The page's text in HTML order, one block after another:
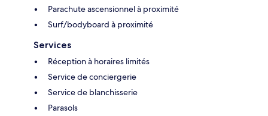
Parachute ascensionnel à proximité
Surf/bodyboard à proximité
Services
Réception à horaires limités
Service de conciergerie
Service de blanchisserie
Parasols